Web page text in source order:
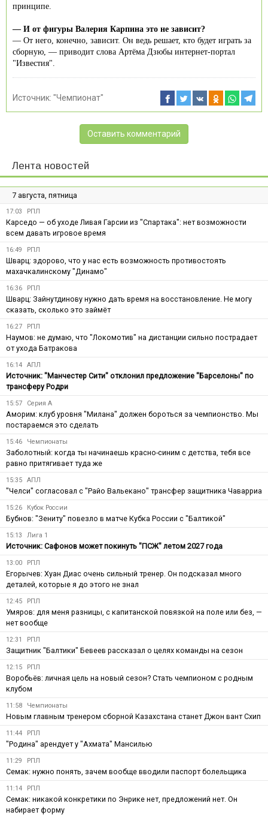
принципе.
— И от фигуры Валерия Карпина это не зависит?
— От него, конечно, зависит. Он ведь решает, кто будет играть за
сборную, — приводит слова Артёма Дзюбы интернет-портал
"Известия".
Источник: "Чемпионат"
Оставить комментарий
Лента новостей
7 августа, пятница
17:03 РПЛ
Карседо — об уходе Ливая Гарсии из "Спартака": нет возможности
всем давать игровое время
16:49 РПЛ
Шварц: здорово, что у нас есть возможность противостоять
махачкалинскому "Динамо"
16:36 РПЛ
Шварц: Зайнутдинову нужно дать время на восстановление. Не могу
сказать, сколько это займёт
16:27 РПЛ
Наумов: не думаю, что "Локомотив" на дистанции сильно пострадает
от ухода Батракова
16:14 АПЛ
Источник: "Манчестер Сити" отклонил предложение "Барселоны" по
трансферу Родри
15:57 Серия А
Аморим: клуб уровня "Милана" должен бороться за чемпионство. Мы
постараемся это сделать
15:46 Чемпионаты
Заболотный: когда ты начинаешь красно-синим с детства, тебя все
равно притягивает туда же
15:35 АПЛ
"Челси" согласовал с "Райо Вальекано" трансфер защитника Чаварриа
15:26 Кубок России
Бубнов: "Зениту" повезло в матче Кубка России с "Балтикой"
15:13 Лига 1
Источник: Сафонов может покинуть "ПСЖ" летом 2027 года
13:00 РПЛ
Егорычев: Хуан Диас очень сильный тренер. Он подсказал много
деталей, которые я до этого не знал
12:45 РПЛ
Умяров: для меня разницы, с капитанской повязкой на поле или без, —
нет вообще
12:31 РПЛ
Защитник "Балтики" Бевеев рассказал о целях команды на сезон
12:15 РПЛ
Воробьёв: личная цель на новый сезон? Стать чемпионом с родным
клубом
11:58 Чемпионаты
Новым главным тренером сборной Казахстана станет Джон вант Схип
11:44 РПЛ
"Родина" арендует у "Ахмата" Мансилью
11:29 РПЛ
Семак: нужно понять, зачем вообще вводили паспорт болельщика
11:14 РПЛ
Семак: никакой конкретики по Энрике нет, предложений нет. Он
набирает форму